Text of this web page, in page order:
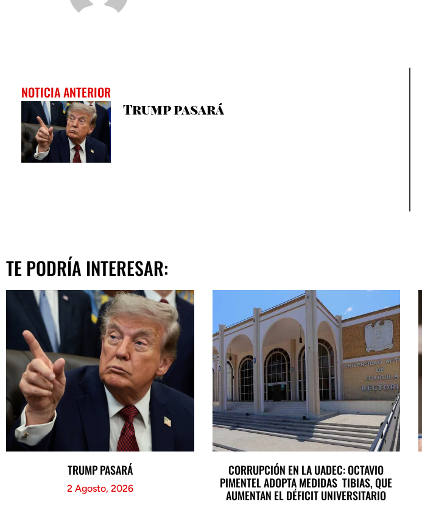
NOTICIA ANTERIOR
Trump pasará
TE PODRÍA INTERESAR:
TRUMP PASARÁ
2 Agosto, 2026
CORRUPCIÓN EN LA UADEC: OCTAVIO
PIMENTEL ADOPTA MEDIDAS TIBIAS, QUE
AUMENTAN EL DÉFICIT UNIVERSITARIO